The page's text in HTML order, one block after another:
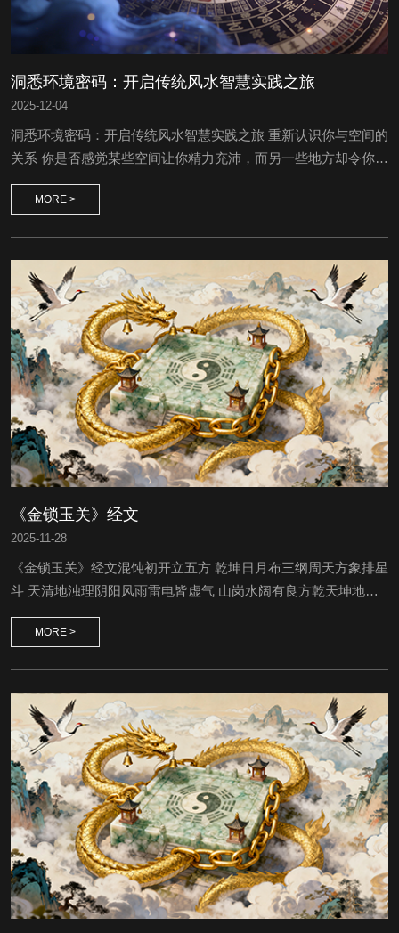
洞悉环境密码：开启传统风水智慧实践之旅
2025-12-04
洞悉环境密码：开启传统风水智慧实践之旅 重新认识你与空间的
关系 你是否感觉某些空间让你精力充沛，而另一些地方却令你莫
名疲惫？为何同样的布局，有人事业腾达，有人却步履维艰？为
何精心装修的居所，住久后反而问题频出？三千年来，中国风水
非简单的方位摆放或神秘仪式。...
MORE >
《金锁玉关》经文
2025-11-28
《金锁玉关》经文混饨初开立五方 乾坤日月布三纲周天方象排星
斗 天清地浊理阴阳风雨雷电皆虚气 山岗水阔有良方乾天坤地分
高下 置成顺理送纳常 排成甲子周天地 配合男女两成双四时八节
分昼夜 九宫八卦接天罡五行颠倒推千转 金木水火土中央一百二
MORE >